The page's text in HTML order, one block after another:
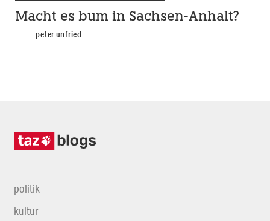
Macht es bum in Sachsen-Anhalt?
peter unfried
politik
kultur